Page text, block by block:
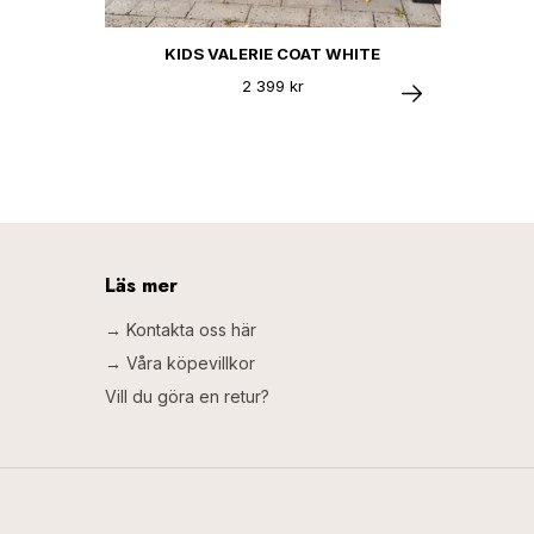
KIDS VALERIE COAT WHITE
2 399 kr
Läs mer
→ Kontakta oss här
→ Våra köpevillkor
Vill du göra en retur?